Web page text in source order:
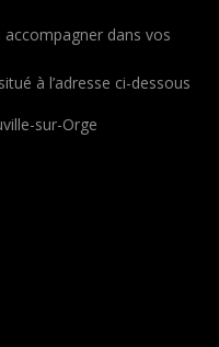
dans vos
à l’adresse ci-dessous
sur-Orge